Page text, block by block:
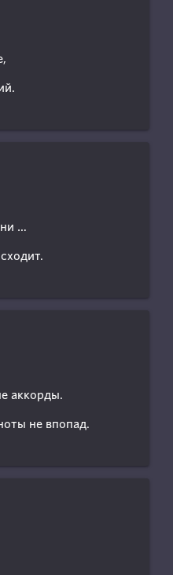
…
аккорды.
не впопад.